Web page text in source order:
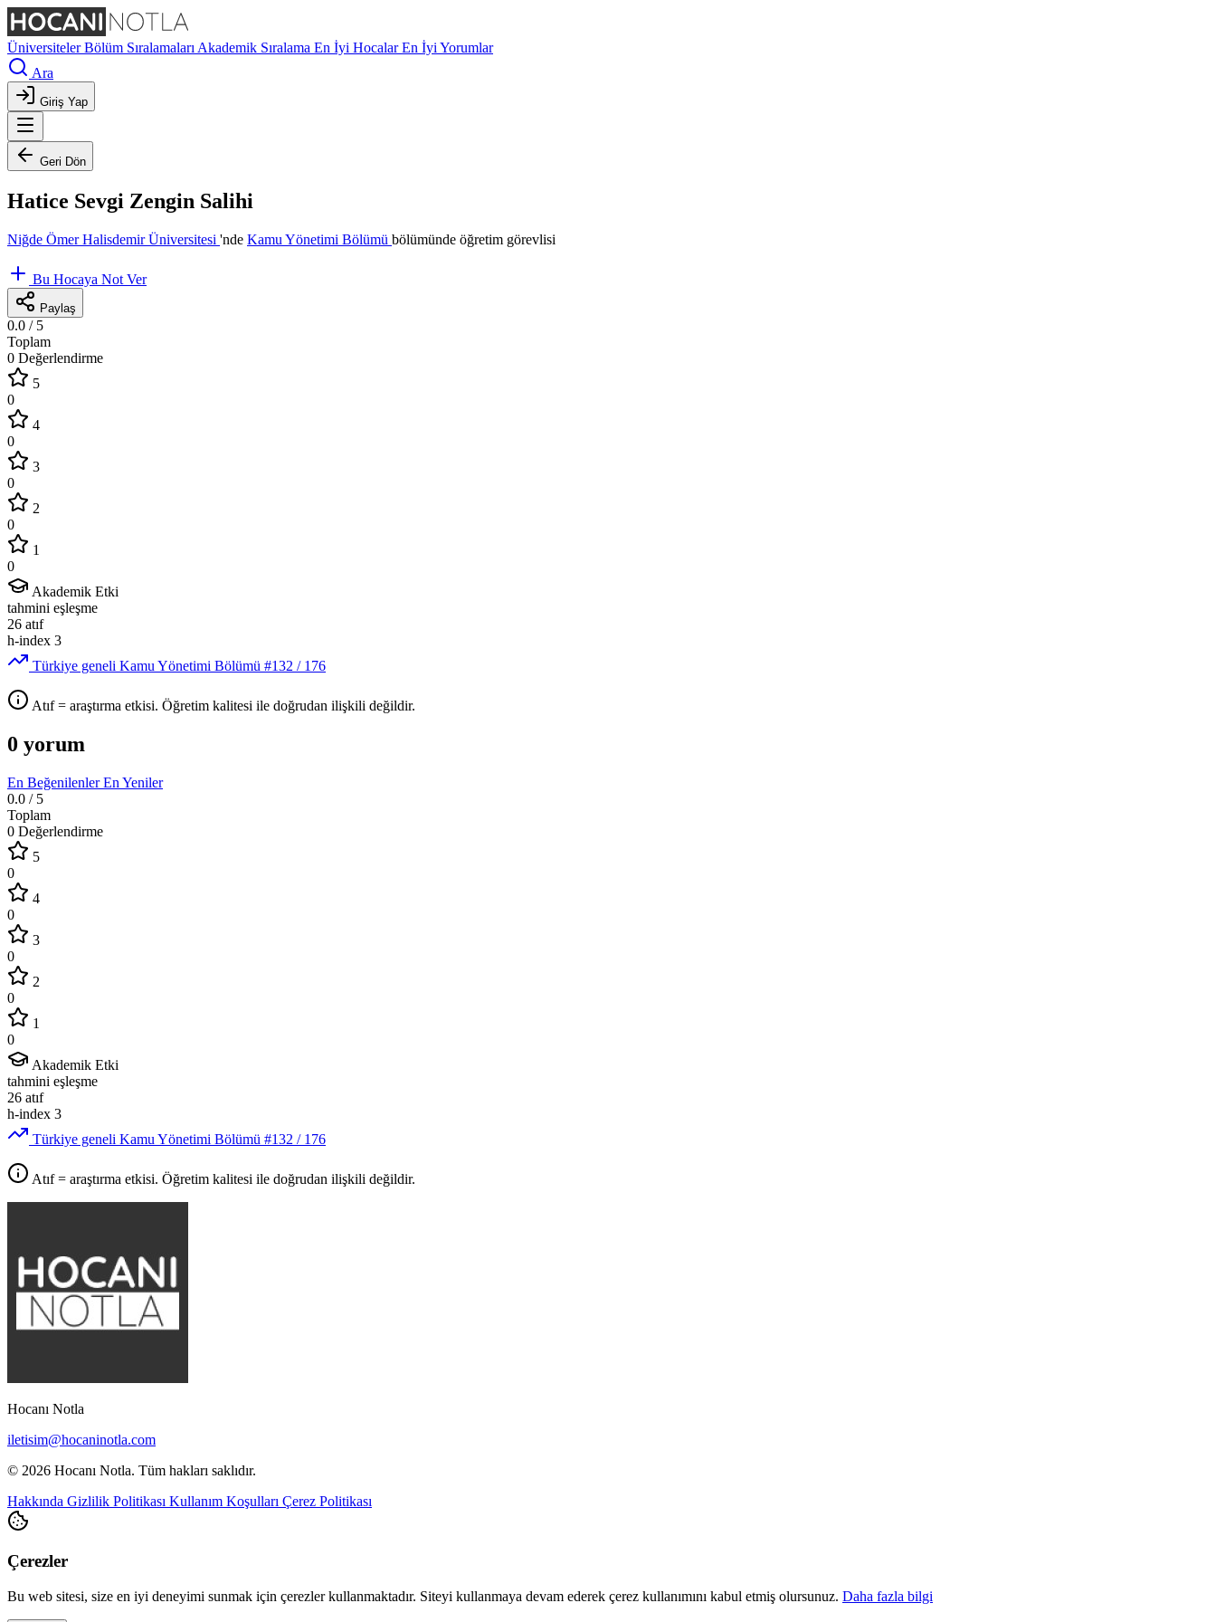
ÜniversitelerBölüm Sıralamaları Akademik Sıralama En İyi HocalarEn İyi Yorumlar
Ara
Giriş Yap
Geri Dön
Hatice Sevgi Zengin Salihi
Niğde Ömer Halisdemir Üniversitesi 'nde Kamu Yönetimi Bölümü bölümünde öğretim görevlisi
Bu Hocaya Not Ver
Paylaş
0.0 / 5
Toplam
0 Değerlendirme
5
0
4
0
3
0
2
0
1
0
Akademik Etki
tahmini eşleşme
26 atıf
h-index 3
Türkiye geneli Kamu Yönetimi Bölümü #132 / 176
Atıf = araştırma etkisi. Öğretim kalitesi ile doğrudan ilişkili değildir.
0 yorum
En BeğenilenlerEn Yeniler
0.0 / 5
Toplam
0 Değerlendirme
5
0
4
0
3
0
2
0
1
0
Akademik Etki
tahmini eşleşme
26 atıf
h-index 3
Türkiye geneli Kamu Yönetimi Bölümü #132 / 176
Atıf = araştırma etkisi. Öğretim kalitesi ile doğrudan ilişkili değildir.
Hocanı Notla
iletisim@hocaninotla.com
© 2026 Hocanı Notla. Tüm hakları saklıdır.
Hakkında Gizlilik Politikası Kullanım Koşulları Çerez Politikası
Çerezler
Bu web sitesi, size en iyi deneyimi sunmak için çerezler kullanmaktadır. Siteyi kullanmaya devam ederek çerez kullanımını kabul etmiş olursunuz. Daha fazla bilgi